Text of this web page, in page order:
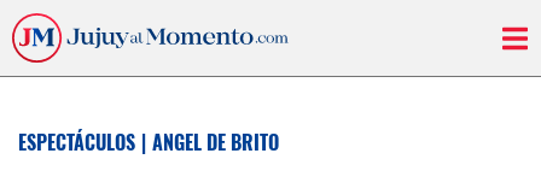
ESPECTÁCULOS | ANGEL DE BRITO